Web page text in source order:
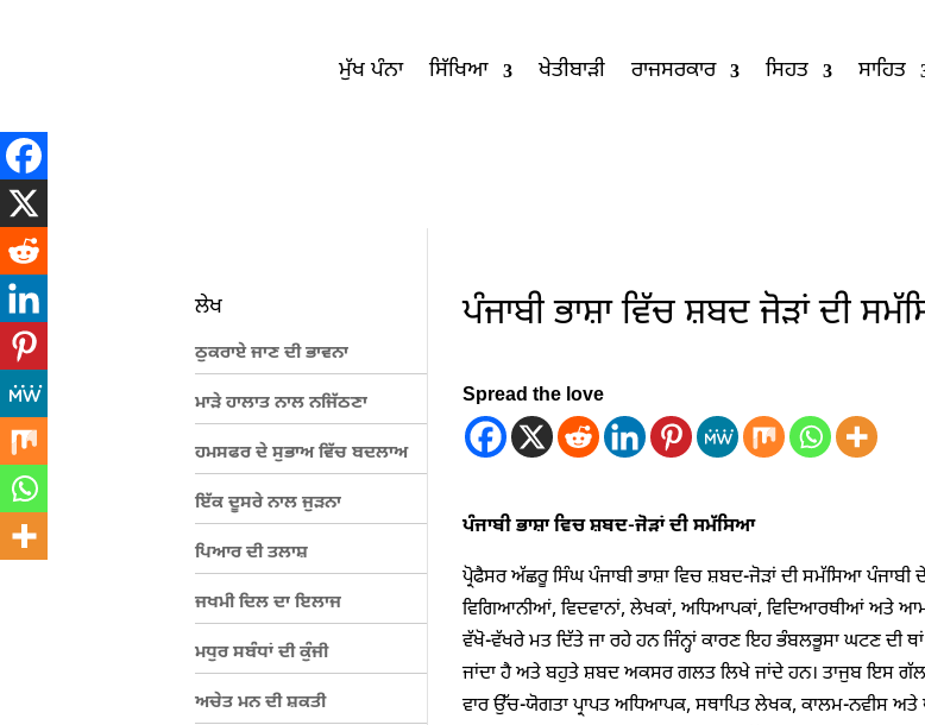
ਮੁੱਖ ਪੰਨਾ ਸਿੱਖਿਆ ਖੇਤੀਬਾੜੀ ਰਾਜਸਰਕਾਰ ਸਿਹਤ ਸਾਹਿਤ
ਪੰਜਾਬੀ ਭਾਸ਼ਾ ਵਿੱਚ ਸ਼ਬਦ ਜੋੜਾਂ ਦੀ
Spread the love
ਪੰਜਾਬੀ ਭਾਸ਼ਾ ਵਿਚ ਸ਼ਬਦ-ਜੋੜਾਂ ਦੀ ਸਮੱਸਿਆ
ਪ੍ਰੋਫੈਸਰ ਅੱਛਰੂ ਸਿੰਘ ਪੰਜਾਬੀ ਭਾਸ਼ਾ ਵਿਚ ਸ਼ਬਦ-ਜੋੜਾਂ ਦੀ ਸਮੱਸਿਆ ਪੰਜਾਬੀ
ਵਿਗਿਆਨੀਆਂ, ਵਿਦਵਾਨਾਂ, ਲੇਖਕਾਂ, ਅਧਿਆਪਕਾਂ, ਵਿਦਿਆਰਥੀਆਂ ਅਤੇ
ਵੱਖੋ-ਵੱਖਰੇ ਮਤ ਦਿੱਤੇ ਜਾ ਰਹੇ ਹਨ ਜਿੰਨ੍ਹਾਂ ਕਾਰਣ ਇਹ ਭੰਬਲਭੂਸਾ ਘਟਣ ਦੀ
ਜਾਂਦਾ ਹੈ ਅਤੇ ਬਹੁਤੇ ਸ਼ਬਦ ਅਕਸਰ ਗਲਤ ਲਿਖੇ ਜਾਂਦੇ ਹਨ। ਤਾਜੁਬ ਇਸ
ਵਾਰ ਉੱਚ-ਯੋਗਤਾ ਪ੍ਰਾਪਤ ਅਧਿਆਪਕ, ਸਥਾਪਿਤ ਲੇਖਕ, ਕਾਲਮ-ਨਵੀਸ ਅਤੇ
ਲੇਖ
ਠੁਕਰਾਏ ਜਾਣ ਦੀ ਭਾਵਨਾ
ਮਾੜੇ ਹਾਲਾਤ ਨਾਲ ਨਜਿੱਠਣਾ
ਹਮਸਫਰ ਦੇ ਸੁਭਾਅ ਵਿੱਚ ਬਦਲਾਅ
ਇੱਕ ਦੂਸਰੇ ਨਾਲ ਜੁੜਨਾ
ਪਿਆਰ ਦੀ ਤਲਾਸ਼
ਜਖਮੀ ਦਿਲ ਦਾ ਇਲਾਜ
ਮਧੁਰ ਸਬੰਧਾਂ ਦੀ ਕੁੰਜੀ
ਅਚੇਤ ਮਨ ਦੀ ਸ਼ਕਤੀ